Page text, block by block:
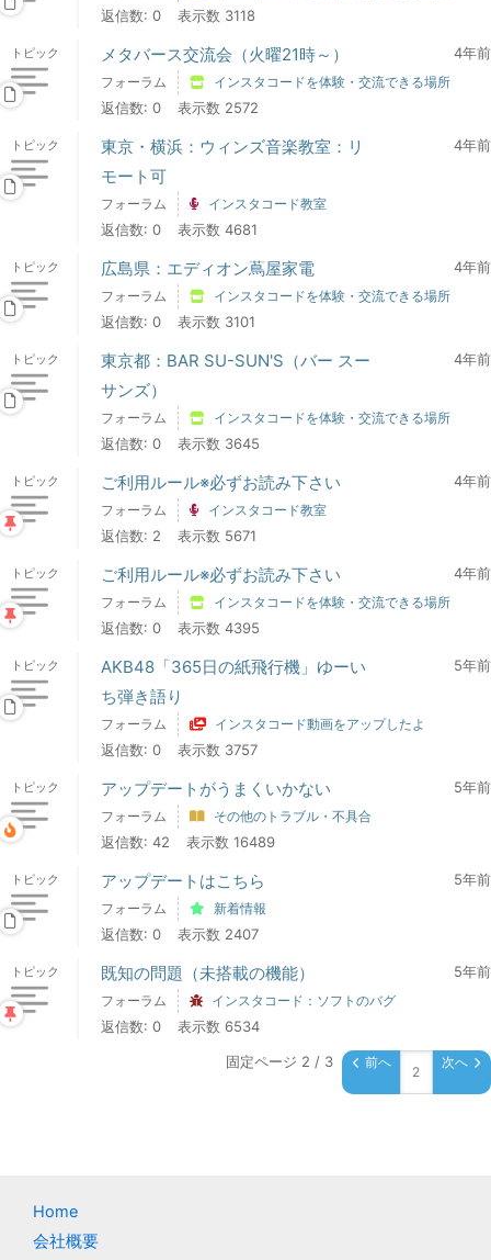
返信数: 0 表示数 3118
トピック メタバース交流会（火曜21時～） 4年前
フォーラム インスタコードを体験・交流できる場所
返信数: 0 表示数 2572
トピック
東京・横浜：ウィンズ音楽教室：リ
モート可
4年前
フォーラム インスタコード教室
返信数: 0 表示数 4681
トピック 広島県：エディオン蔦屋家電 4年前
フォーラム インスタコードを体験・交流できる場所
返信数: 0 表示数 3101
トピック
東京都：BAR SU-SUN'S（バー スー
サンズ）
4年前
フォーラム インスタコードを体験・交流できる場所
返信数: 0 表示数 3645
トピック ご利用ルール※必ずお読み下さい 4年前
フォーラム インスタコード教室
返信数: 2 表示数 5671
トピック ご利用ルール※必ずお読み下さい 4年前
フォーラム インスタコードを体験・交流できる場所
返信数: 0 表示数 4395
トピック
AKB48「365日の紙飛行機」ゆーい
ち弾き語り
5年前
フォーラム インスタコード動画をアップしたよ
返信数: 0 表示数 3757
トピック アップデートがうまくいかない 5年前
フォーラム その他のトラブル・不具合
返信数: 42 表示数 16489
トピック アップデートはこちら 5年前
フォーラム 新着情報
返信数: 0 表示数 2407
トピック 既知の問題（未搭載の機能） 5年前
フォーラム インスタコード：ソフトのバグ
返信数: 0
表示数 6534
固定ページ 2 / 3
前へ 次へ
Home
会社概要